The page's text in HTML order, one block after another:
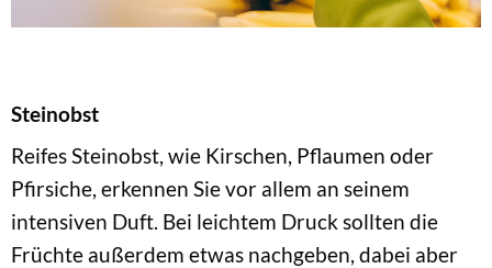
Steinobst
Reifes Steinobst, wie Kirschen, Pflaumen oder
Pfirsiche, erkennen Sie vor allem an seinem
intensiven Duft. Bei leichtem Druck sollten die
Früchte außerdem etwas nachgeben, dabei aber